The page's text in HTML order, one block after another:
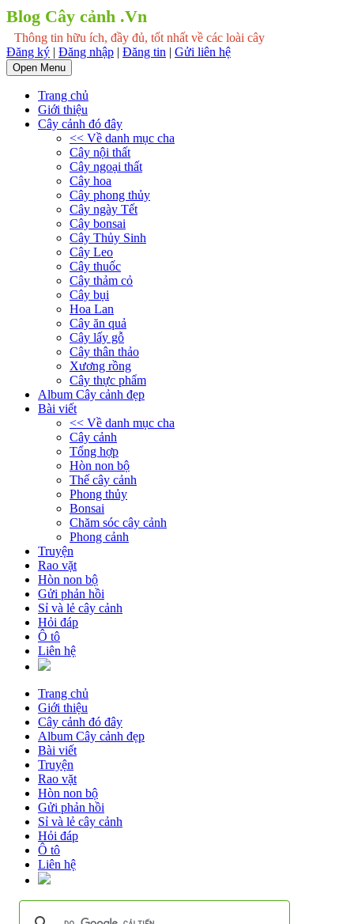
Blog Cây cảnh .Vn
Thông tin hữu ích, đầy đủ, tốt nhất về các loài cây
Đăng ký | Đăng nhập | Đăng tin | Gửi liên hệ
Open Menu
Trang chủ
Giới thiệu
Cây cảnh đó đây
<< Về danh mục cha
Cây nội thất
Cây ngoại thất
Cây hoa
Cây phong thủy
Cây ngày Tết
Cây bonsai
Cây Thủy Sinh
Cây Leo
Cây thuốc
Cây thảm cỏ
Cây bụi
Hoa Lan
Cây ăn quả
Cây lấy gỗ
Cây thân thảo
Xương rồng
Cây thực phẩm
Album Cây cảnh đẹp
Bài viết
<< Về danh mục cha
Cây cảnh
Tổng hợp
Hòn non bộ
Thế cây cảnh
Phong thủy
Bonsai
Chăm sóc cây cảnh
Phong cảnh
Truyện
Rao vặt
Hòn non bộ
Gửi phản hồi
Sỉ và lẻ cây cảnh
Hỏi đáp
Ô tô
Liên hệ
Trang chủ
Giới thiệu
Cây cảnh đó đây
Album Cây cảnh đẹp
Bài viết
Truyện
Rao vặt
Hòn non bộ
Gửi phản hồi
Sỉ và lẻ cây cảnh
Hỏi đáp
Ô tô
Liên hệ